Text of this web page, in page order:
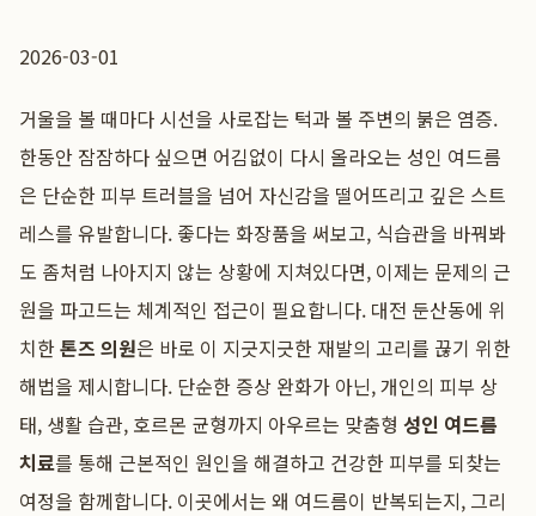
2026-03-01
거울을 볼 때마다 시선을 사로잡는 턱과 볼 주변의 붉은 염증.
한동안 잠잠하다 싶으면 어김없이 다시 올라오는 성인 여드름
은 단순한 피부 트러블을 넘어 자신감을 떨어뜨리고 깊은 스트
레스를 유발합니다. 좋다는 화장품을 써보고, 식습관을 바꿔봐
도 좀처럼 나아지지 않는 상황에 지쳐있다면, 이제는 문제의 근
원을 파고드는 체계적인 접근이 필요합니다. 대전 둔산동에 위
치한톤즈 의원은 바로 이 지긋지긋한 재발의 고리를 끊기 위한
해법을 제시합니다. 단순한 증상 완화가 아닌, 개인의 피부 상
태, 생활 습관, 호르몬 균형까지 아우르는 맞춤형 성인 여드름
치료를 통해 근본적인 원인을 해결하고 건강한 피부를 되찾는
여정을 함께합니다. 이곳에서는 왜 여드름이 반복되는지, 그리